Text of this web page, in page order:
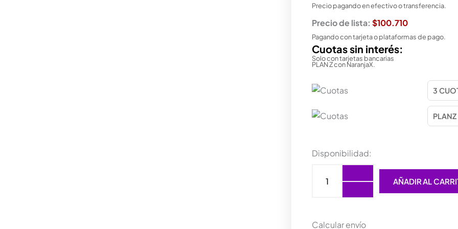
Precio pagando en efectivo o transferencia.
Precio de lista: $100.710
Pagando con tarjeta o plataformas de pago.
Cuotas sin interés:
Solo con tarjetas bancarias
PLAN Z con NaranjaX.
Disponibilidad:
DISCO
P220
PS001662
AÑADIR AL
Calcular envío